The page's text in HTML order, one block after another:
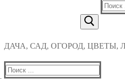
Найти:
ДАЧА, САД, ОГОРОД,
Найти: